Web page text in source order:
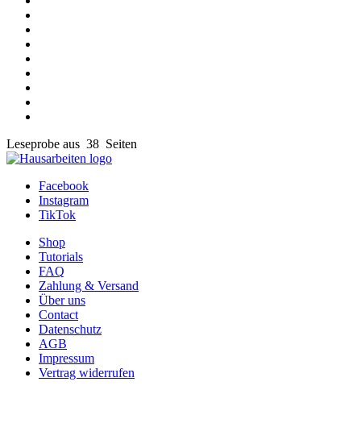
Leseprobe aus 38 Seiten
Facebook
Instagram
TikTok
Shop
Tutorials
FAQ
Zahlung & Versand
Über uns
Contact
Datenschutz
AGB
Impressum
Vertrag widerrufen